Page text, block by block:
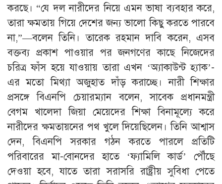
করছে। “যে দল নারীদের নিয়ে এমন ভাষা ব্যবহার করে,
তারা ক্ষমতায় গিয়ে দেশের জন্য ভালো কিছু করতে পারবে
না,”—বলেন তিনি। তারেক রহমান দাবি করেন, এসব
বক্তব্য প্রকাশ পাওয়ার পর জনগণের কাছে নিজেদের
চরিত্র ফাঁস হয়ে যাওয়ায় তারা এখন ‘অ্যাকাউন্ট হ্যাক’-
এর মতো মিথ্যা অজুহাত দাঁড় করাচ্ছে। নারী শিক্ষার
প্রসঙ্গে বিএনপি চেয়ারম্যান বলেন, সাবেক প্রধানমন্ত্রী
বেগম খালেদা জিয়া মেয়েদের শিক্ষা বিনামূল্যে করে
নারীদের ক্ষমতায়নের পথ খুলে দিয়েছিলেন। তিনি আশ্বাস
দেন, বিএনপি সরকার গঠন করতে পারলে প্রতিটি
পরিবারের মা-বোনদের হাতে ‘ফ্যামিলি কার্ড’ পৌঁছে
দেওয়া হবে, যাতে তারা সরাসরি রাষ্ট্রীয় সুবিধা পেতে